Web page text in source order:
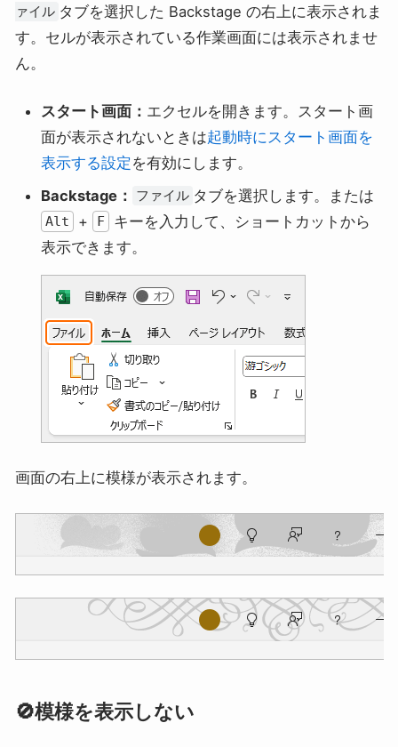
ァイル タブを選択した Backstage の右上に表示されま
す。セルが表示されている作業画面には表示されませ
ん。
スタート画面： エクセルを開きます。スタート画
面が表示されないときは起動時にスタート画面を
表示する設定 を有効にします。
Backstage：
ファイル タブを選択します。または
Alt + F
キーを入力して、ショートカットから
表示できます。
画面の右上に模様が表示されます。
🚫模様を表示しない